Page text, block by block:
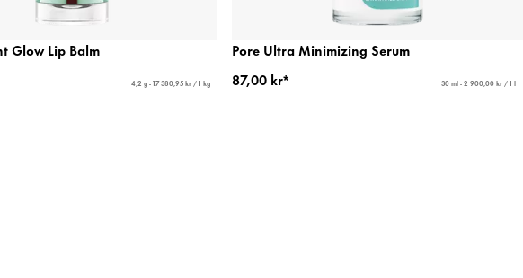
Glow Lip Balm
4,2 g - 17 380,95 kr / 1 kg
Pore Ultra Minimizing Serum
87,00 kr*
30 ml - 2 900,00 kr / 1 l